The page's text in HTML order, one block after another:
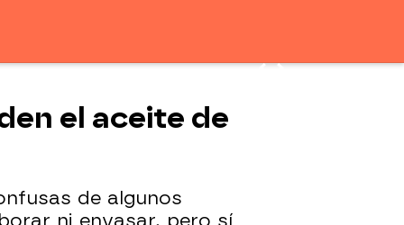
el aceite de
de algunos
ni envasar, pero sí